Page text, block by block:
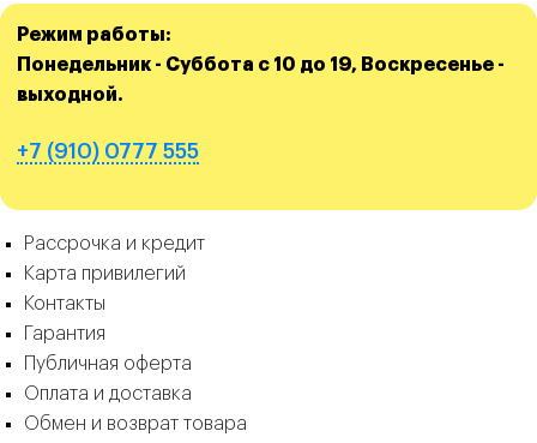
Режим работы:
Понедельник - Суббота с 10 до 19, Воскресенье -
выходной.
+7 (910) 0777 555
Рассрочка и кредит
Карта привилегий
Контакты
Гарантия
Публичная оферта
Оплата и доставка
Обмен и возврат товара